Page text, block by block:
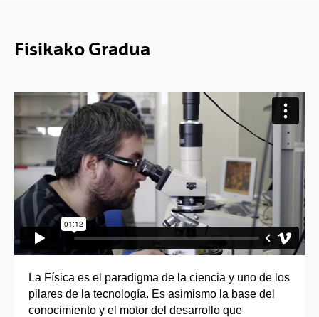
Fisikako Gradua
La Física es el paradigma de la ciencia y uno de los
pilares de la tecnología. Es asimismo la base del
conocimiento y el motor del desarrollo que